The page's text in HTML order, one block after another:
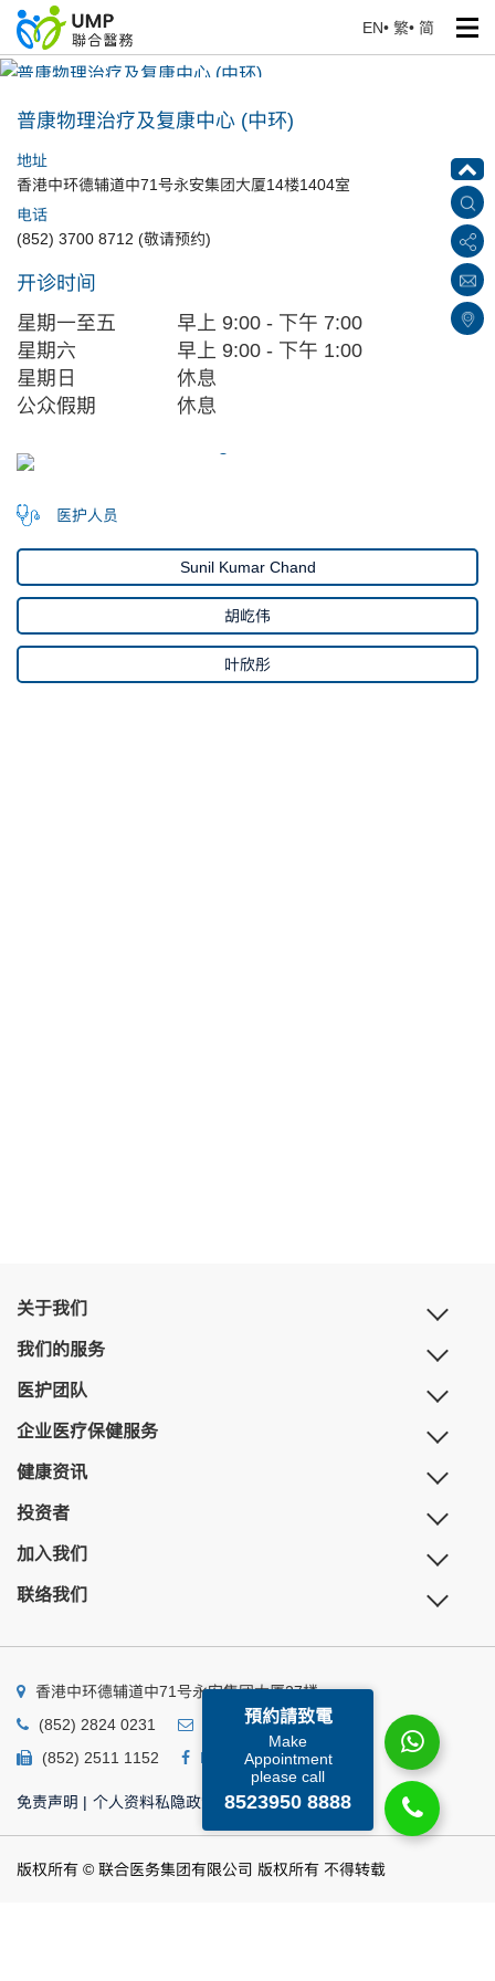
EN• 繁• 简
預約請致電
Make
Appointment
please call
8523950 8888
普康物理治疗及复康中心 (中环)
普康物理治疗及复康中心 (中环)
地址
香港中环德辅道中71号永安集团大厦14楼1404室
电话
(852) 3700 8712 (敬请预约)
开诊时间
星期一至五
早上 9:00 - 下午 7:00
星期六
早上 9:00 - 下午 1:00
星期日
休息
公众假期
休息
医护人员
Sunil Kumar Chand
胡屹伟
叶欣彤
关于我们
我们的服务
医护团队
企业医疗保健服务
健康资讯
投资者
加入我们
联络我们
香港中环德辅道中71号永安集团大厦27楼
(852) 2824 0231
business@ump.com.hk
(852) 2511 1152
Facebook Linkedin
免责声明 | 个人资料私隐政策 | 个人资料收集声明
版权所有 © 联合医务集团有限公司 版权所有 不得转载